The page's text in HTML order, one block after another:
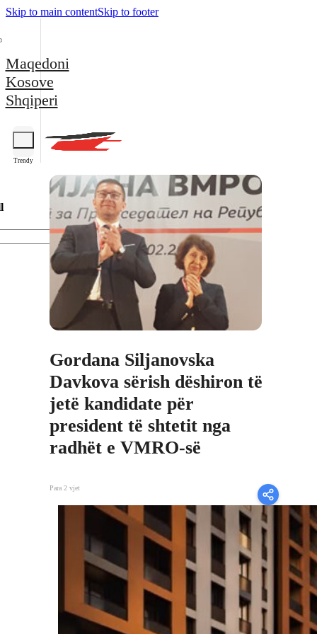
Skip to main contentSkip to footer
Maqedoni
Kosove
Shqiperi
Trendy
Gordana Siljanovska
Davkova sërish dëshiron të
jetë kandidate për
president të shtetit nga
radhët e VMRO-së
Para 2 vjet